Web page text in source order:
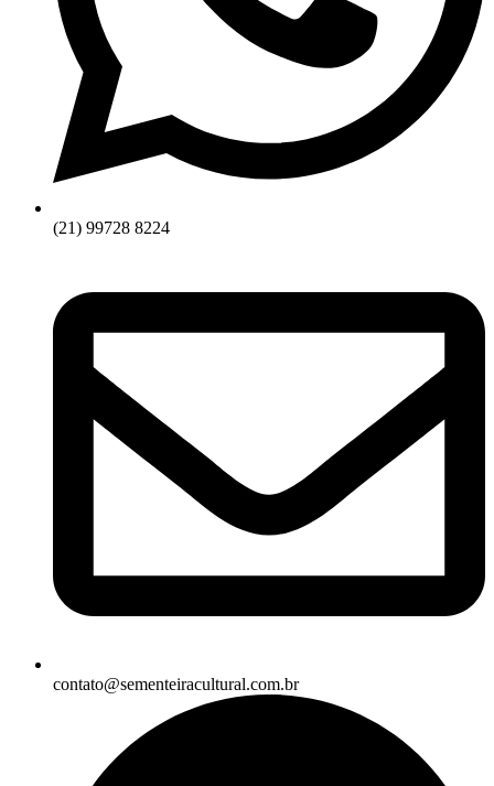
(21) 99728 8224
contato@sementeiracultural.com.br